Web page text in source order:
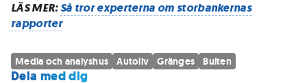
LÄS MER:Så tror experterna om storbankernas
rapporter
Media och analyshus Autoliv Gränges Bulten
Dela med dig